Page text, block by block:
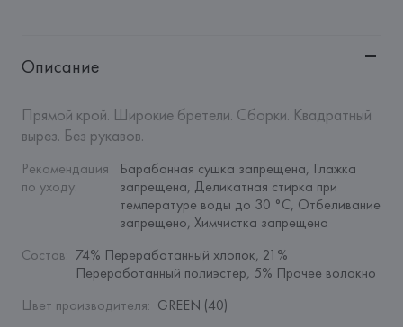
Описание
Прямой крой. Широкие бретели. Сборки. Квадратный
вырез. Без рукавов.
Рекомендация
по уходу:
Барабанная сушка запрещена, Глажка
запрещена, Деликатная стирка при
температуре воды до 30 °C, Отбеливание
запрещено, Химчистка запрещена
Состав: 74% Переработанный хлопок, 21%
Переработанный полиэстер, 5% Прочее волокно
Цвет производителя: GREEN (40)